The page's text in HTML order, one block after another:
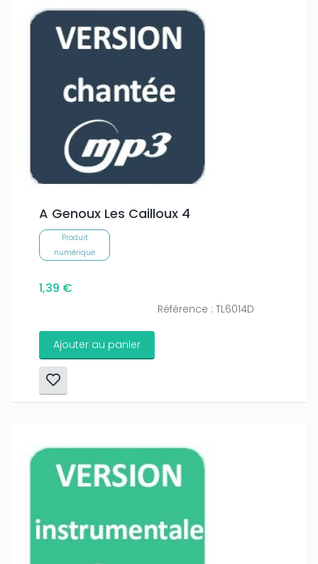
A Genoux Les Cailloux 4
Produit
numérique
1,39 €
Référence : TL6014D
Ajouter au panier